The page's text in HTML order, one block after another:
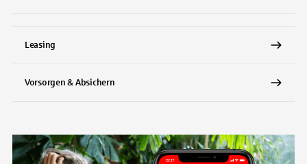
Leasing
Vorsorgen & Absichern